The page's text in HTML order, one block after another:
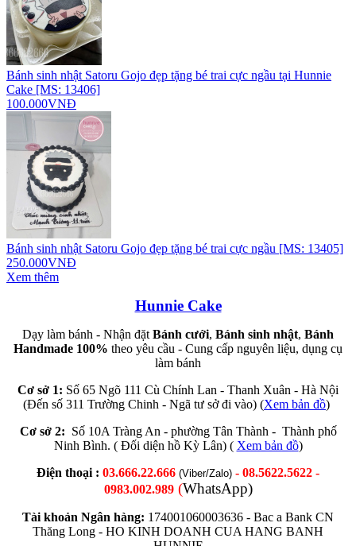
Bánh sinh nhật Satoru Gojo đẹp tặng bé trai cực ngầu tại Hunnie
Cake [MS: 13406]
100.000VNĐ
Bánh sinh nhật Satoru Gojo đẹp tặng bé trai cực ngầu [MS: 13405]
250.000VNĐ
Xem thêm
Hunnie Cake
Dạy làm bánh - Nhận đặt Bánh cưới, Bánh sinh nhật, Bánh
Handmade 100% theo yêu cầu - Cung cấp nguyên liệu, dụng cụ
làm bánh
Cơ sở 1: Số 65 Ngõ 111 Cù Chính Lan - Thanh Xuân - Hà Nội
(Đến số 311 Trường Chinh - Ngã tư sở đi vào) (Xem bản đồ)
Cơ sở 2: Số 10A Tràng An - phường Tân Thành - Thành phố
Ninh Bình. ( Đối diện hồ Kỳ Lân) ( Xem bản đồ)
Điện thoại : 03.666.22.666 (Viber/Zalo) - 08.5622.5622 -
0983.002.989 (WhatsApp)
Tài khoản Ngân hàng: 174001060003636 - Bac a Bank CN
Thăng Long - HO KINH DOANH CUA HANG BANH